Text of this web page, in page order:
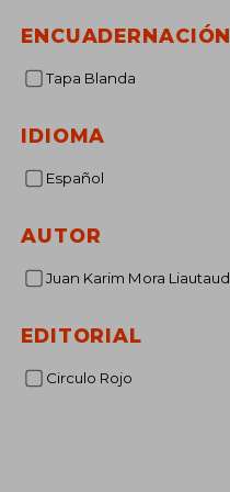
ENCUADERNACIÓN
Tapa Blanda
IDIOMA
Español
AUTOR
Juan Karim Mora Liautaud
EDITORIAL
Circulo Rojo